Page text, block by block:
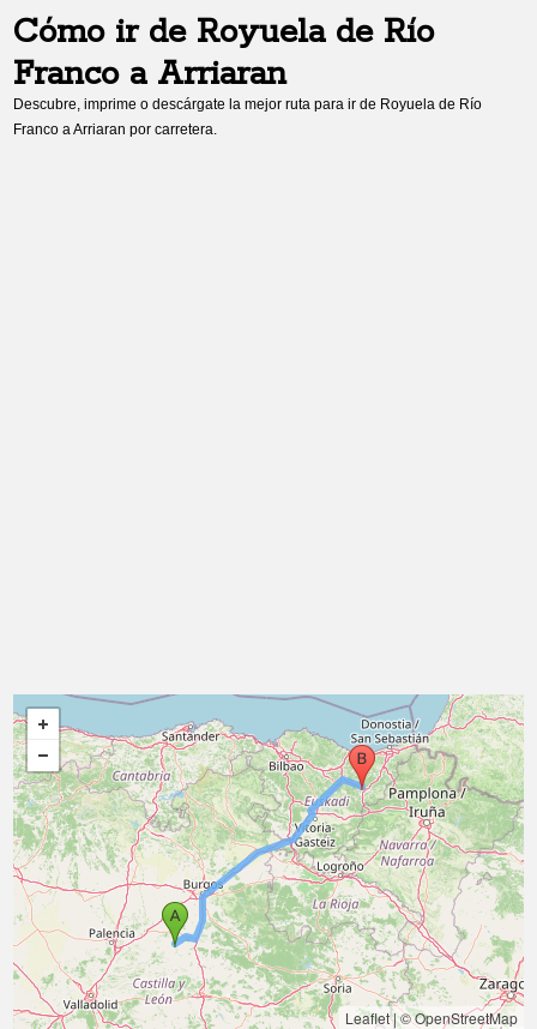
Cómo ir de Royuela de Río
Francoa Arriaran
Descubre, imprime o descárgate la mejor ruta para ir de Royuela de Río
Franco aArriaran por carretera.
Leaflet|© OpenStreetMap